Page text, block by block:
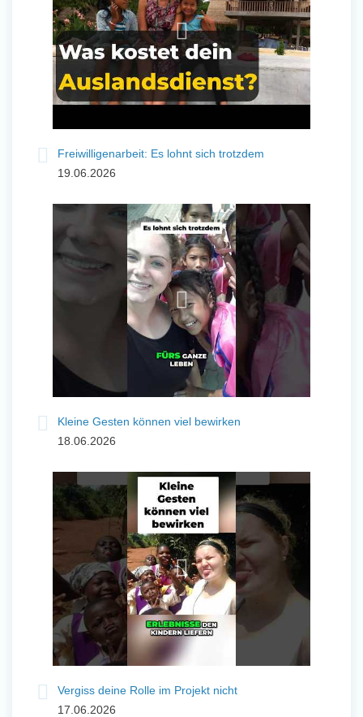
Initiativbewerbung
Freiwilligenarbeit: Es lohnt sich trotzdem
19.06.2026
Kleine Gesten können viel bewirken
18.06.2026
Vergiss deine Rolle im Projekt nicht
17.06.2026